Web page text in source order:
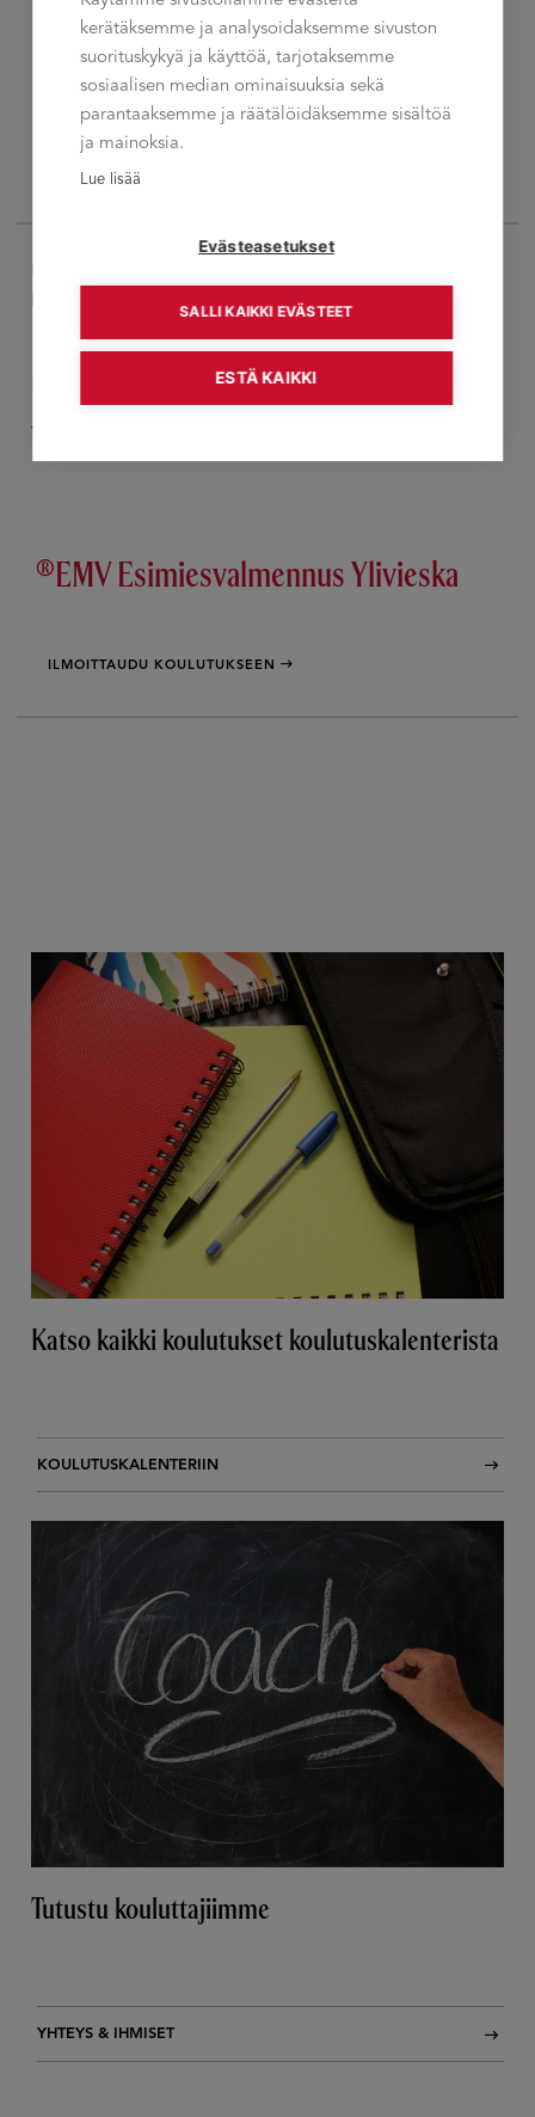
®EMV Esimiesvalmennus Vantaa
ILMOITTAUDU KOULUTUKSEEN
07.10
KESKIVIIKKO
®EMV Esimiesvalmennus Ylivieska
ILMOITTAUDU KOULUTUKSEEN
Katso kaikki koulutukset koulutuskalenterista
KOULUTUSKALENTERIIN
Tutustu kouluttajiimme
YHTEYS & IHMISET
kerätäksemme ja analysoidaksemme sivuston
suorituskykyä ja käyttöä, tarjotaksemme
sosiaalisen median ominaisuuksia sekä
parantaaksemme ja räätälöidäksemme sisältöä
ja mainoksia.
Lue lisää
Evästeasetukset
SALLI KAIKKI EVÄSTEET
ESTÄ KAIKKI